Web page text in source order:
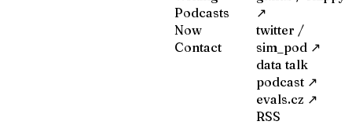
Podcasts
Now
Contact
↗
twitter /
sim_pod ↗
data talk
podcast ↗
evals.cz ↗
RSS